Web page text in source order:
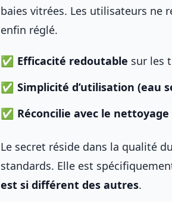
baies vitrées. Les utilisateurs ne
enfin réglé.
Efficacité redoutable sur les
Simplicité d’utilisation (eau
Réconcilie avec le nettoyage
Le secret réside dans la qualité
standards. Elle est
est si différent des autres.